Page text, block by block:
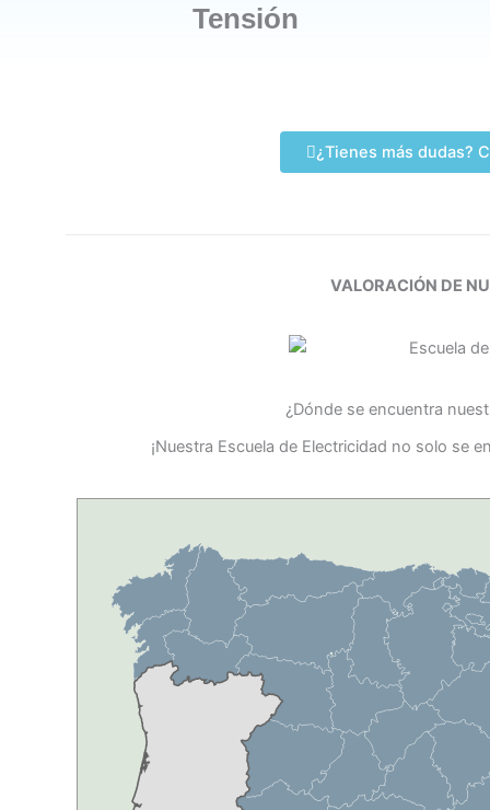
Tensión
¿Tienes más dudas?
VALORACIÓN DE
¿Dónde se encuentra
¡Nuestra Escuela de Electricidad no solo se